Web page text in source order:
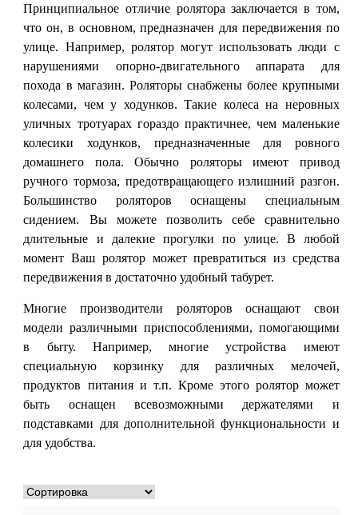
Принципиальное отличие ролятора заключается в том,
что он, в основном, предназначен для передвижения по
улице. Например, ролятор могут использовать люди с
нарушениями опорно-двигательного аппарата для
похода в магазин. Роляторы снабжены более крупными
колесами, чем у ходунков. Такие колеса на неровных
уличных тротуарах гораздо практичнее, чем маленькие
колесики ходунков, предназначенные для ровного
домашнего пола. Обычно роляторы имеют привод
ручного тормоза, предотвращающего излишний разгон.
Большинство роляторов оснащены специальным
сидением. Вы можете позволить себе сравнительно
длительные и далекие прогулки по улице. В любой
момент Ваш ролятор может превратиться из средства
передвижения в достаточно удобный табурет.
Многие производители роляторов оснащают свои
модели различными приспособлениями, помогающими
в быту. Например, многие устройства имеют
специальную корзинку для различных мелочей,
продуктов питания и т.п. Кроме этого ролятор может
быть оснащен всевозможными держателями и
подставками для дополнительной функциональности и
для удобства.